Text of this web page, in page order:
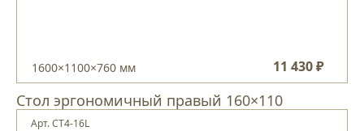
1600×1100×760 мм 11 430 ₽
Стол эргономичный правый 160×110
Арт. СТ4-16L